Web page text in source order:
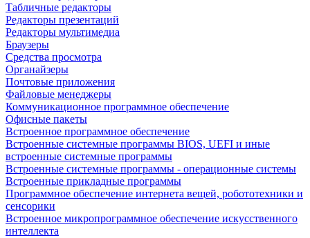
Табличные редакторы
Редакторы презентаций
Редакторы мультимедиа
Браузеры
Средства просмотра
Органайзеры
Почтовые приложения
Файловые менеджеры
Коммуникационное программное обеспечение
Офисные пакеты
Встроенное программное обеспечение
Встроенные системные программы BIOS, UEFI и иные
встроенные системные программы
Встроенные системные программы - операционные системы
Встроенные прикладные программы
Программное обеспечение интернета вещей, робототехники и
сенсорики
Встроенное микропрограммное обеспечение искусственного
интеллекта